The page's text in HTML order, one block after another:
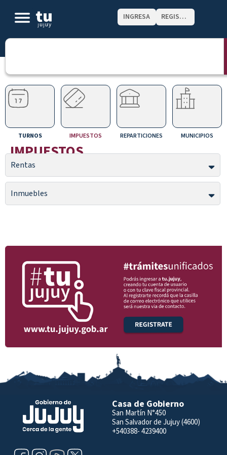
INGRESA REGISTRATE
TURNOS IMPUESTOS REPARTICIONES MUNICIPIOS
IMPUESTOS
Rentas
Inmuebles
Casa de Gobierno
San Martín N°450
San Salvador de Jujuy (4600)
+540388- 4239400